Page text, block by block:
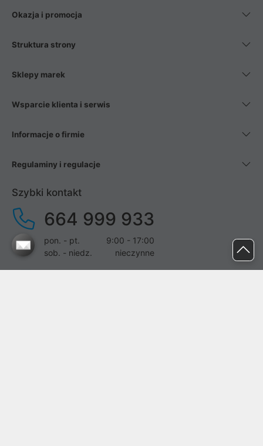
Okazja i promocja
Struktura strony
Sklepy marek
Wsparcie klienta i serwis
Informacje o firmie
Regulaminy i regulacje
Szybki kontakt
664 999 933
pon. - pt.
9:00 - 17:00
sob. - niedz.
nieczynne